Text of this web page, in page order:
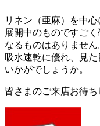
リネン（亜麻）を中
展開中のものですご
なるものはありません
吸水速乾に優れ、見
いかがでしょうか。
皆さまのご来店お待ち